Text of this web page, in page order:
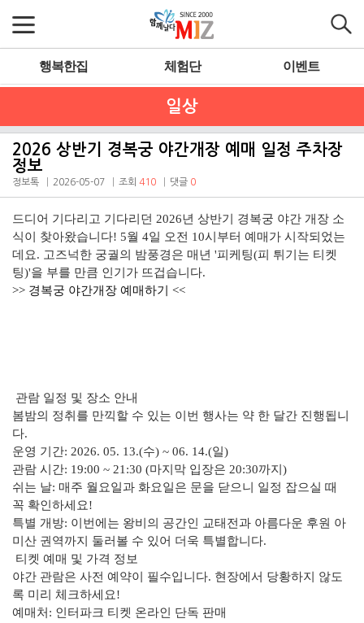
행복한집 체험단 이벤트
일상
2026 상반기 경복궁 야간개장 예매 일정 주차장
정보
정보톡 2026-05-07 조회 410 댓글 0
드디어 기다리고 기다리던 2026년 상반기 경복궁 야간 개장 소
식이 찾아왔습니다! 5월 4일 오전 10시부터 예매가 시작되었는
데요. 고즈넉한 궁궐의 밤풍경은 매년 '피케팅(피 튀기는 티켓
팅)'을 부를 만큼 인기가 뜨겁습니다.
>> 경복궁 야간개장 예매하기 <<
관람 일정 및 장소 안내
봄밤의 정취를 만끽할 수 있는 이번 행사는 약 한 달간 진행됩니
다.
운영 기간: 2026. 05. 13.(수) ~ 06. 14.(일)
관람 시간: 19:00 ~ 21:30 (마지막 입장은 20:30까지)
쉬는 날: 매주 월요일과 화요일은 문을 닫으니 일정 잡으실 때
꼭 확인하세요!
특별 개방: 이번에는 왕비의 공간인 교태전과 아름다운 후원 아
미산 권역까지 둘러볼 수 있어 더욱 특별합니다.
티켓 예매 및 가격 정보
야간 관람은 사전 예약이 필수입니다. 현장에서 당황하지 않도
록 미리 체크하세요!
예매처: 인터파크 티켓 온라인 단독 판매